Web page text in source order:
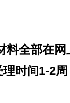
料全部在
时间1-2周